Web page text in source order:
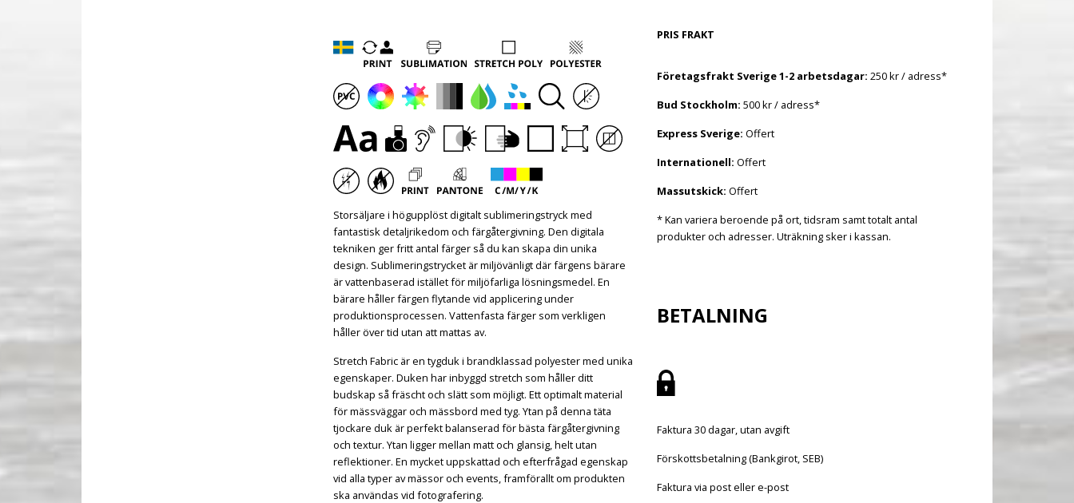
Storsäljare i högupplöst digitalt sublimeringstryck med
fantastisk detaljrikedom och färgåtergivning. Den digitala
tekniken ger fritt antal färger så du kan skapa din unika
design. Sublimeringstrycket är miljövänligt där färgens bärare
är vattenbaserad istället för miljöfarliga lösningsmedel. En
bärare håller färgen flytande vid applicering under
produktionsprocessen. Vattenfasta färger som verkligen
håller över tid utan att mattas av.
Stretch Fabric är en tygduk i brandklassad polyester med unika
egenskaper. Duken har inbyggd stretch som håller ditt
budskap så fräscht och slätt som möjligt. Ett optimalt material
för mässväggar och mässbord med tyg. Ytan på denna täta
tjockare duk är perfekt balanserad för bästa färgåtergivning
och textur. Ytan ligger mellan matt och glansig, helt utan
reflektioner. En mycket uppskattad och efterfrågad egenskap
vid alla typer av mässor och events, framförallt om produkten
ska användas vid fotografering.
PRIS FRAKT
Företagsfrakt Sverige 1-2 arbetsdagar: 250 kr / adress*
Bud Stockholm: 500 kr / adress*
Express Sverige: Offert
Internationell: Offert
Massutskick: Offert
* Kan variera beroende på ort, tidsram samt totalt antal
produkter och adresser. Uträkning sker i kassan.
BETALNING
Faktura 30 dagar, utan avgift
Förskottsbetalning (Bankgirot, SEB)
Faktura via post eller e-post